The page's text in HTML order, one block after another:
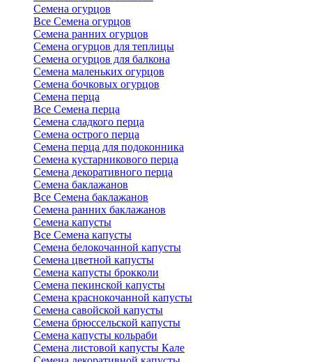
Семена огурцов
Все Семена огурцов
Семена ранних огурцов
Семена огурцов для теплицы
Семена огурцов для балкона
Семена маленьких огурцов
Семена бочковых огурцов
Семена перца
Все Семена перца
Семена сладкого перца
Семена острого перца
Семена перца для подоконника
Семена кустарникового перца
Семена декоративного перца
Семена баклажанов
Все Семена баклажанов
Семена ранних баклажанов
Семена капусты
Все Семена капусты
Семена белокочанной капусты
Семена цветной капусты
Семена капусты брокколи
Семена пекинской капусты
Семена краснокочанной капусты
Семена савойской капусты
Семена брюссельской капусты
Семена капусты кольраби
Семена листовой капусты Кале